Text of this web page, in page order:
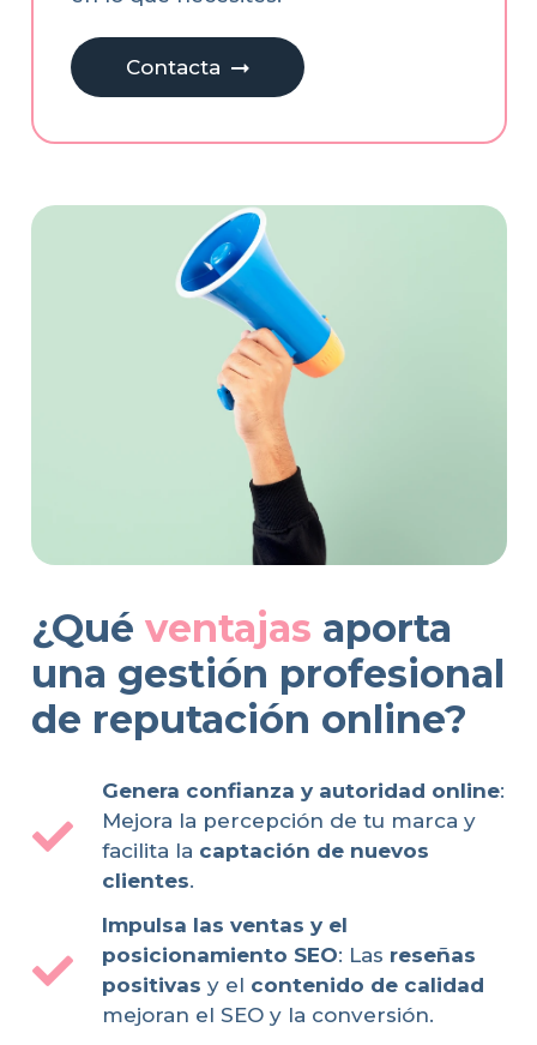
Contacta
¿Qué ventajas aporta
una gestión profesional
de reputación online?
Genera confianza y autoridad online:
Mejora la percepción de tu marca y
facilita la captación de nuevos
clientes.
Impulsa las ventas y el
posicionamiento SEO: Las reseñas
positivas y el contenido de calidad
mejoran el SEO y la conversión.